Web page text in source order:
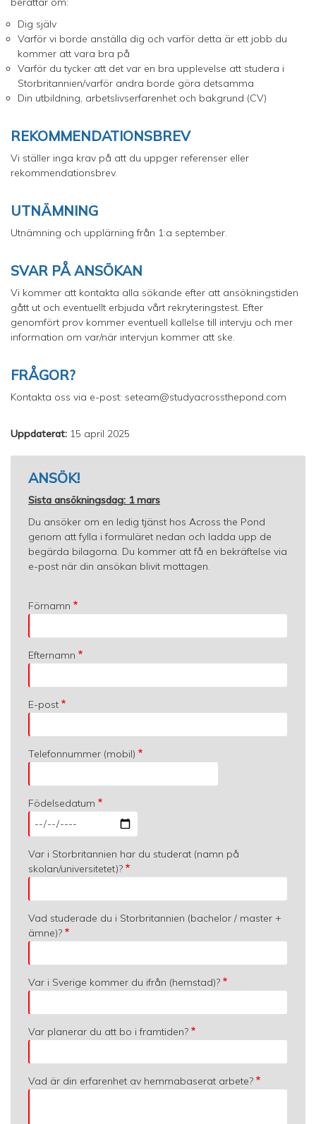
Dig själv
Varför vi borde anställa dig och varför detta är ett jobb du
kommer att vara bra på
Varför du tycker att det var en bra upplevelse att studera i
Storbritannien/varför andra borde göra detsamma
Din utbildning, arbetslivserfarenhet och bakgrund (CV)
REKOMMENDATIONSBREV
Vi ställer inga krav på att du uppger referenser eller
rekommendationsbrev.
UTNÄMNING
Utnämning och upplärning från 1:a september.
SVAR PÅ ANSÖKAN
Vi kommer att kontakta alla sökande efter att ansökningstiden
gått ut och eventuellt erbjuda vårt rekryteringstest. Efter
genomfört prov kommer eventuell kallelse till intervju och mer
information om var/när intervjun kommer att ske.
FRÅGOR?
Kontakta oss via e-post: seteam@studyacrossthepond.com
Uppdaterat: 15 april 2025
ANSÖK!
Sista ansökningsdag: 1 mars
Du ansöker om en ledig tjänst hos Across the Pond
genom att fylla i formuläret nedan och ladda upp de
begärda bilagorna. Du kommer att få en bekräftelse via
e-post när din ansökan blivit mottagen.
Förnamn
Efternamn
E-post
Telefonnummer (mobil)
Födelsedatum
Var i Storbritannien har du studerat (namn på
skolan/universitetet)?
Vad studerade du i Storbritannien (bachelor / master +
ämne)?
Var i Sverige kommer du ifrån (hemstad)?
Var planerar du att bo i framtiden?
Vad är din erfarenhet av hemmabaserat arbete?